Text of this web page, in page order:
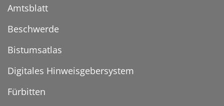
Amtsblatt
Beschwerde
Bistumsatlas
Digitales Hinweisgebersystem
Fürbitten